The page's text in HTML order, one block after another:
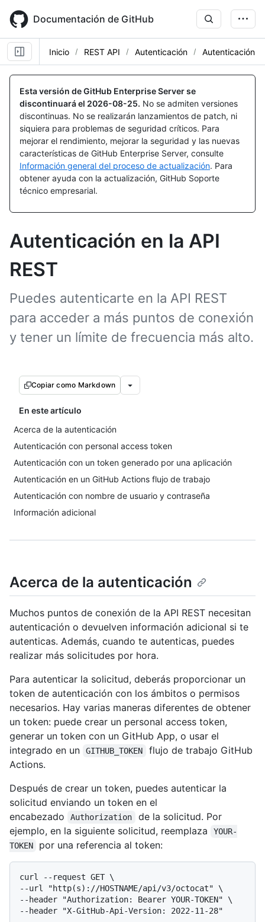
main
content
Documentación de GitHub
Inicio REST API Autenticación Autenticación
Esta versión de GitHub Enterprise Server se
discontinuará el 2026-08-25. No se admiten versiones
discontinuas. No se realizarán lanzamientos de patch, ni
siquiera para problemas de seguridad críticos. Para
mejorar el rendimiento, mejorar la seguridad y las nuevas
características de GitHub Enterprise Server, consulte
Información general del proceso de actualización. Para
obtener ayuda con la actualización, GitHub Soporte
técnico empresarial.
Autenticación en la API
REST
Puedes autenticarte en la API REST
para acceder a más puntos de conexión
y tener un límite de frecuencia más alto.
Copiar como Markdown
En este artículo
Acerca de la autenticación
Autenticación con personal access token
Autenticación con un token generado por una aplicación
Autenticación en un GitHub Actions flujo de trabajo
Autenticación con nombre de usuario y contraseña
Información adicional
Acerca de la autenticación
Muchos puntos de conexión de la API REST necesitan
autenticación o devuelven información adicional si te
autenticas. Además, cuando te autenticas, puedes
realizar más solicitudes por hora.
Para autenticar la solicitud, deberás proporcionar un
token de autenticación con los ámbitos o permisos
necesarios. Hay varias maneras diferentes de obtener
un token: puede crear un personal access token,
generar un token con un GitHub App, o usar el
integrado en un
GITHUB_TOKEN
flujo de trabajo GitHub
Actions.
Después de crear un token, puedes autenticar la
solicitud enviando un token en el
encabezado
Authorization
de la solicitud. Por
ejemplo, en la siguiente solicitud, reemplaza
YOUR-
TOKEN
por una referencia al token:
curl --request GET \
--url "http(s)://HOSTNAME/api/v3/octocat" \
--header "Authorization: Bearer YOUR-TOKEN" \